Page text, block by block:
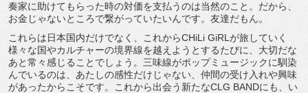
奏家に助けてもらった時の対価を支払うのは当然のこと。だから、
お金じゃないところで繋がっていたいんです。友達だもん。
これらは日本国内だけでなく、これからCHiLi GiRLが旅していく
様々な国やカルチャーの境界線を越えようとするたびに、大切だな
あと常々感じることでしょう。三味線がポップミュージックに馴染
んでいるのは、あたしの感性だけじゃない、仲間の受け入れや興味
があったからこそです。これから出会う新たなCLG BANDにも、い